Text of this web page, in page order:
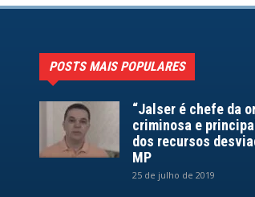
POSTS MAIS POPULARES
“Jalser é chefe da
criminosa e
dos recursos
MP
25 de julho de 2019